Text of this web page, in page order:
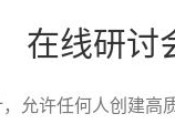
在线研讨
允许任何人创建